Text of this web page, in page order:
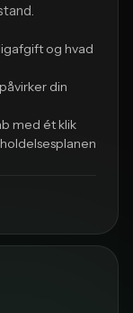
og hvad
din
med ét klik